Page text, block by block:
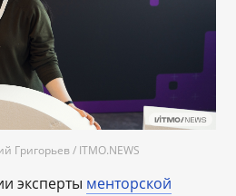
/ ITMO.NEWS
эксперты менторской